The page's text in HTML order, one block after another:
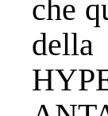
che
della